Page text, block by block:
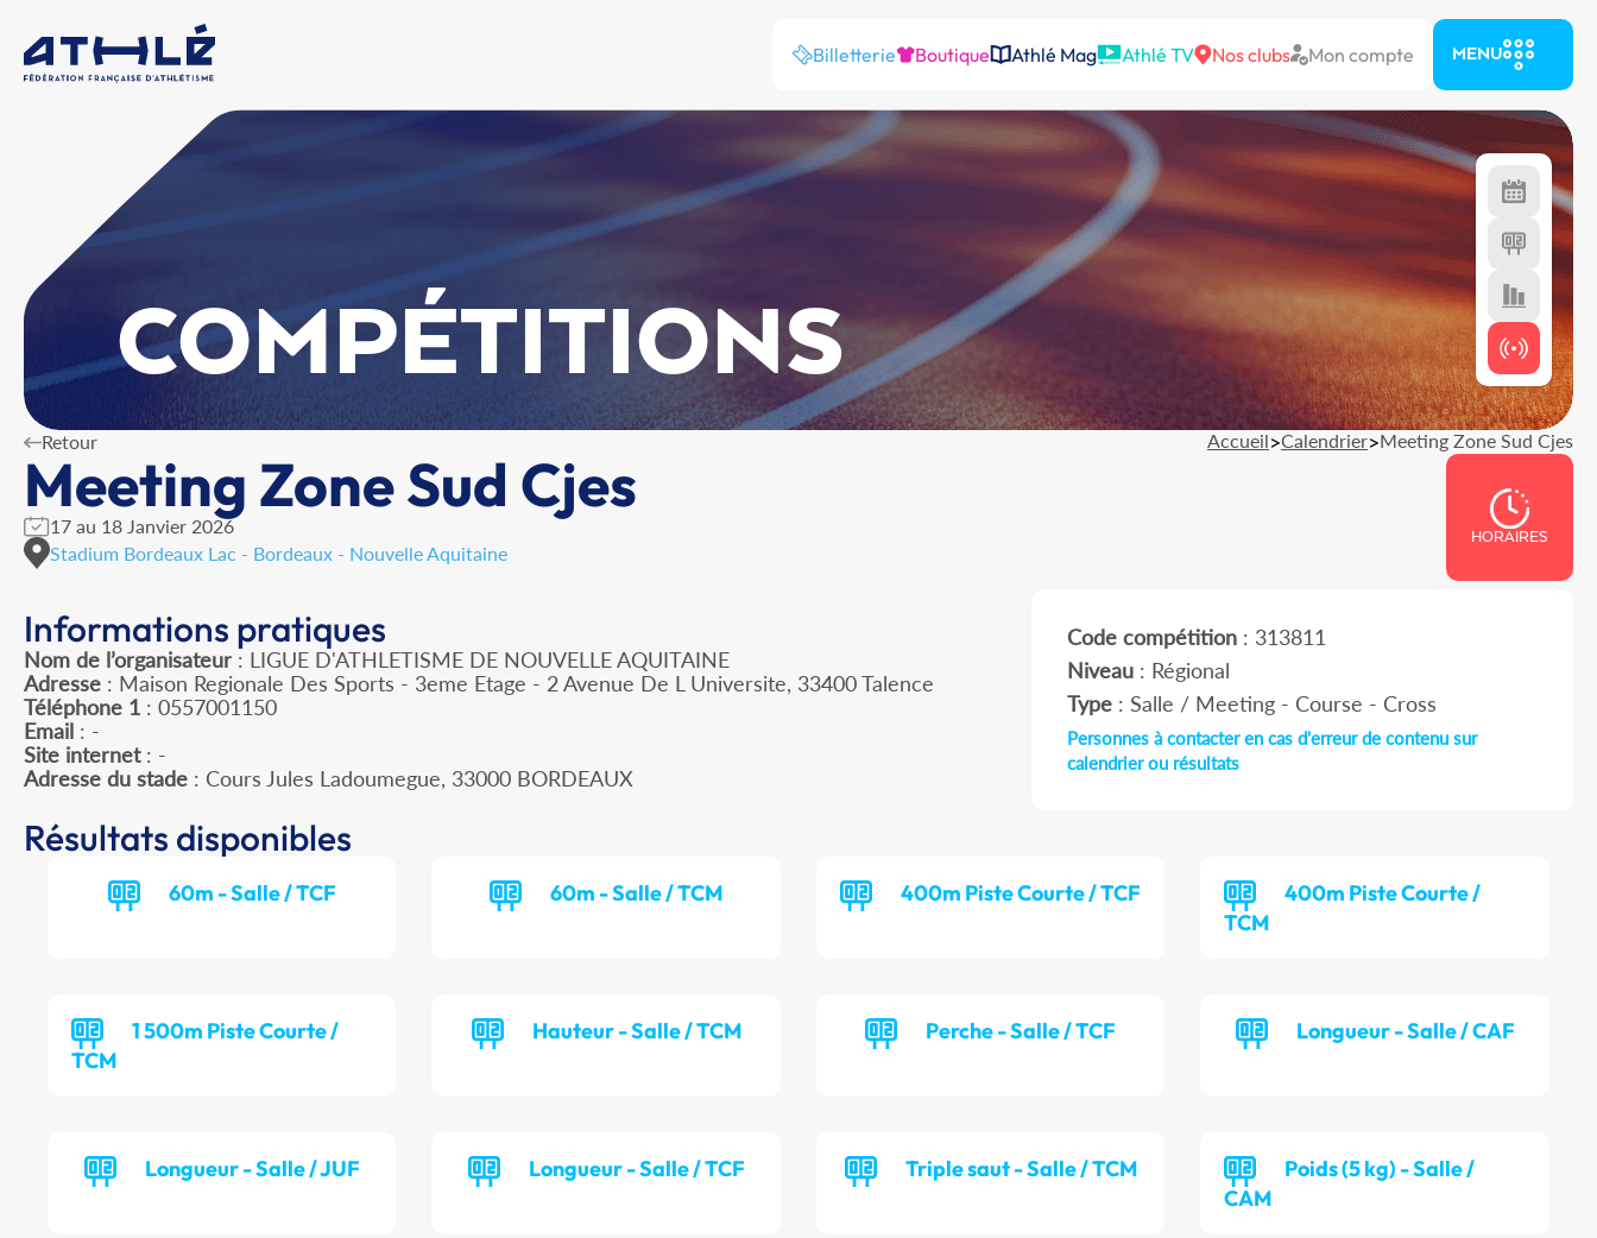
Billetterie Boutique Athlé Mag Athlé TV Nos clubs Mon compte MENU
COMPÉTITIONS
Retour Accueil>Calendrier>Meeting Zone Sud Cjes
Meeting Zone Sud Cjes
17 au 18 Janvier 2026
Stadium Bordeaux Lac - Bordeaux - Nouvelle Aquitaine
HORAIRES
Informations pratiques
Nom de l’organisateur : LIGUE D'ATHLETISME DE NOUVELLE AQUITAINE
Adresse : Maison Regionale Des Sports - 3eme Etage - 2 Avenue De L Universite, 33400 Talence
Téléphone 1 : 0557001150
Email : -
Site internet: -
Adresse du stade : Cours Jules Ladoumegue, 33000 BORDEAUX
Code compétition: 313811
Niveau: Régional
Type: Salle / Meeting - Course - Cross
Personnes à contacter en cas d'erreur de contenu sur
calendrier ou résultats
Résultats disponibles
60m - Salle / TCF 60m - Salle / TCM 400m Piste Courte / TCF
400m Piste Courte /
TCM
1 500m Piste Courte /
TCM
Hauteur - Salle / TCM Perche - Salle / TCF Longueur - Salle / CAF
Longueur - Salle / JUF Longueur - Salle / TCF Triple saut - Salle / TCM
Poids (5 kg) - Salle /
CAM